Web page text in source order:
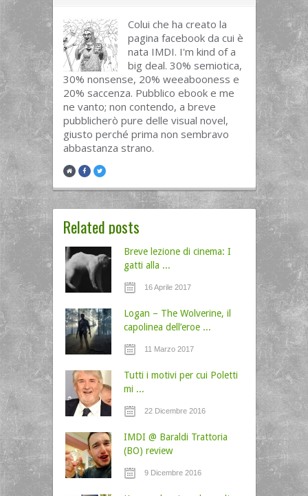
Colui che ha creato la
pagina facebook da cui è
nata IMDI. I'm kind of a
big deal. 30% semiotica,
30% nonsense, 20% weeabooness e
20% saccenza. Pubblico ebook e me
ne vanto; non contendo, a breve
pubblicherò pure delle visual novel,
giusto perché prima non sembravo
abbastanza strano.
Related posts
Breve lezione di cinema: I
gatti alla ...
16 Aprile 2017
Logan – The Wolverine, il
capolinea dell’eroe ...
11 Marzo 2017
Tutti i motivi per cui Poletti
mi ...
22 Dicembre 2016
IMDI @ Baraldi Trattoria
(BO) review
9 Dicembre 2016